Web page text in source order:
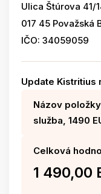
Ulica Štúrova 41/
017 45 Považská
IČO: 34059059
Update Kistritius
Názov
služba, 1490
Celková
1 490,00